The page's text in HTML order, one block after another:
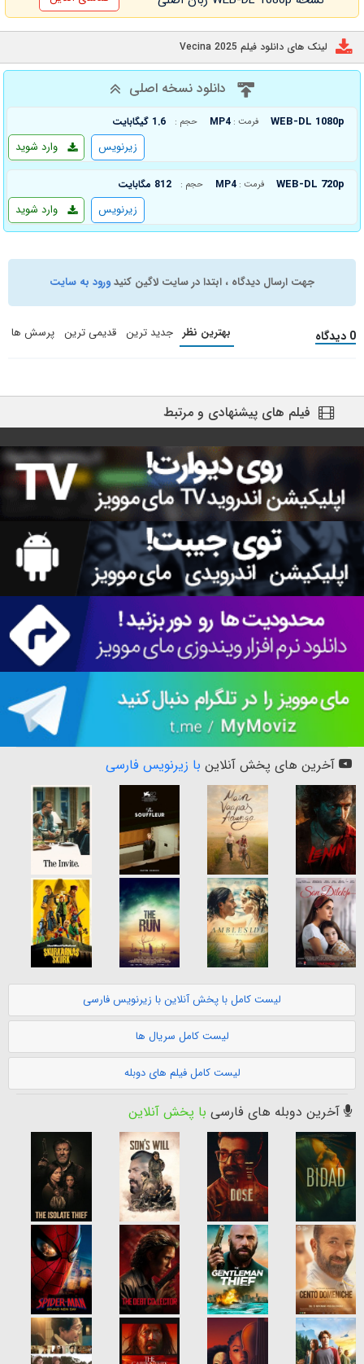
لینک های دانلود فیلم Vecina 2025
دانلود نسخه اصلی
WEB-DL 1080p فرمت : MP4 حجم : 1.6 گیگابایت
وارد شوید زیرنویس
WEB-DL 720p فرمت : MP4 حجم : 812 مگابایت
وارد شوید زیرنویس
جهت ارسال دیدگاه ، ابتدا در سایت لاگین کنیدورود به سایت
0 دیدگاه بهترین نظر جدید ترین قدیمی ترین پرسش ها
فیلم های پیشنهادی و مرتبط
آخرین های پخش آنلاین با زیرنویس فارسی
لیست کامل با پخش آنلاین با زیرنویس فارسی
لیست کامل سریال ها
لیست کامل فیلم های دوبله
آخرین دوبله های فارسی با پخش آنلاین